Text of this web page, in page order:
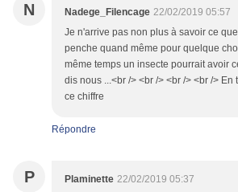
N Nadege_Filencage 22/02/2019 05:57
Je n'arrive pas non plus à savoir ce
penche quand même pour quelque
même temps un insecte pourrait avoir
dis nous ...<br /> <br /> <br /> <br /> En
ce chiffre
Répondre
P Plaminette 22/02/2019 05:37